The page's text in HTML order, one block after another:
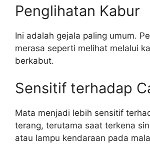
Penglihatan Kabur
Ini adalah gejala paling umum.
merasa seperti melihat melalui
berkabut.
Sensitif terhadap
Mata menjadi lebih sensitif
terang, terutama saat terkena
atau lampu kendaraan pada